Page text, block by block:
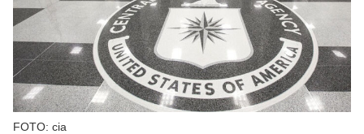
FOTO: cia